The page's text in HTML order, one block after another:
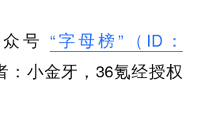
号 “字母榜”（ID：
：小金牙，36氪经授权